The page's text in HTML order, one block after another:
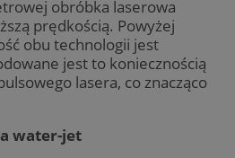
obróbka laserowa
prędkością. Powyżej
obu technologii jest
jest to koniecznością
lasera, co znacząco
water-jet